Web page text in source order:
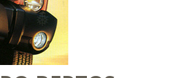
Yo Quiero Que Mi
Mamá Sea Eterna